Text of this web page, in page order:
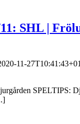
SHL |
11-
SPELTIPS: